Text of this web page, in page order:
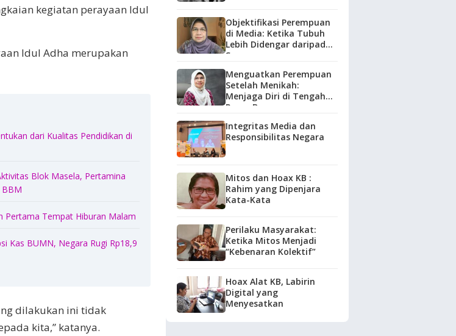
kegiatan perayaan Idul
Idul Adha merupakan
dari Kualitas Pendidikan di
Blok Masela, Pertamina
BBM
Pertama Tempat Hiburan Malam
Kas BUMN, Negara Rugi Rp18,9
dilakukan ini tidak
kita,” katanya.
Objektifikasi Perempuan
di Media: Ketika Tubuh
Lebih Didengar daripada
Suara
Menguatkan Perempuan
Setelah Menikah:
Menjaga Diri di Tengah
Peran Baru
Integritas Media dan
Responsibilitas Negara
Mitos dan Hoax KB :
Rahim yang Dipenjara
Kata-Kata
Perilaku Masyarakat:
Ketika Mitos Menjadi
“Kebenaran Kolektif”
Hoax Alat KB, Labirin
Digital yang
Menyesatkan